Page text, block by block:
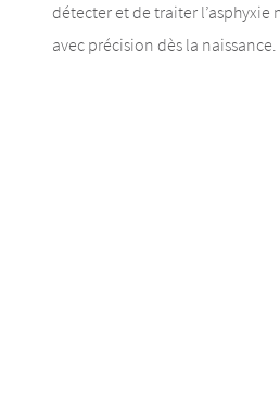
détecter et de traiter l’asphyxie
avec précision dès la naissance.